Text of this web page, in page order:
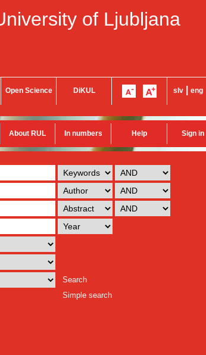
of Ljubljana
Open Science DiKUL slv eng
About RUL In numbers Help Sign in
Search
Simple search